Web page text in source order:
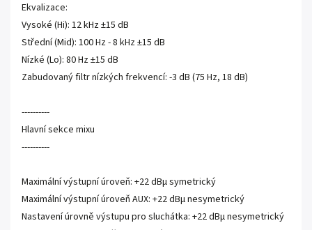
Ekvalizace:
Vysoké (Hi): 12 kHz ±15 dB
Střední (Mid): 100 Hz - 8 kHz ±15 dB
Nízké (Lo): 80 Hz ±15 dB
Zabudovaný filtr nízkých frekvencí: -3 dB (75 Hz, 18 dB)
----------
Hlavní sekce mixu
----------
Maximální výstupní úroveň: +22 dBµ symetrický
Maximální výstupní úroveň AUX: +22 dBµ nesymetrický
Nastavení úrovně výstupu pro sluchátka: +22 dBµ nesymetrický